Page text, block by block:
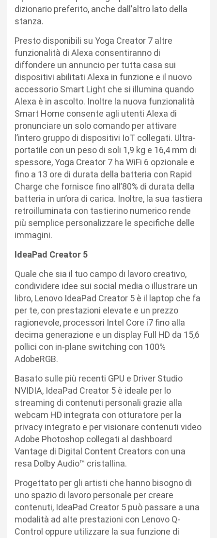
dizionario preferito, anche dall’altro lato della
stanza.
Presto disponibili su Yoga Creator 7 altre
funzionalità di Alexa consentiranno di
diffondere un annuncio per tutta casa sui
dispositivi abilitati Alexa in funzione e il nuovo
accessorio Smart Light che si illumina quando
Alexa è in ascolto. Inoltre la nuova funzionalità
Smart Home consente agli utenti Alexa di
pronunciare un solo comando per attivare
l’intero gruppo di dispositivi IoT collegati. Ultra-
portatile con un peso di soli 1,9 kg e 16,4 mm di
spessore, Yoga Creator 7 ha WiFi 6 opzionale e
fino a 13 ore di durata della batteria con Rapid
Charge che fornisce fino all’80% di durata della
batteria in un’ora di carica. Inoltre, la sua tastiera
retroilluminata con tastierino numerico rende
più semplice personalizzare le specifiche delle
immagini.
IdeaPad Creator 5
Quale che sia il tuo campo di lavoro creativo,
condividere idee sui social media o illustrare un
libro, Lenovo IdeaPad Creator 5 è il laptop che fa
per te, con prestazioni elevate e un prezzo
ragionevole, processori Intel Core i7 fino alla
decima generazione e un display Full HD da 15,6
pollici con in-plane switching con 100%
AdobeRGB.
Basato sulle più recenti GPU e Driver Studio
NVIDIA, IdeaPad Creator 5 è ideale per lo
streaming di contenuti personali grazie alla
webcam HD integrata con otturatore per la
privacy integrato e per visionare contenuti video
Adobe Photoshop collegati al dashboard
Vantage di Digital Content Creators con una
resa Dolby Audio™ cristallina.
Progettato per gli artisti che hanno bisogno di
uno spazio di lavoro personale per creare
contenuti, IdeaPad Creator 5 può passare a una
modalità ad alte prestazioni con Lenovo Q-
Control oppure utilizzare la sua funzione di